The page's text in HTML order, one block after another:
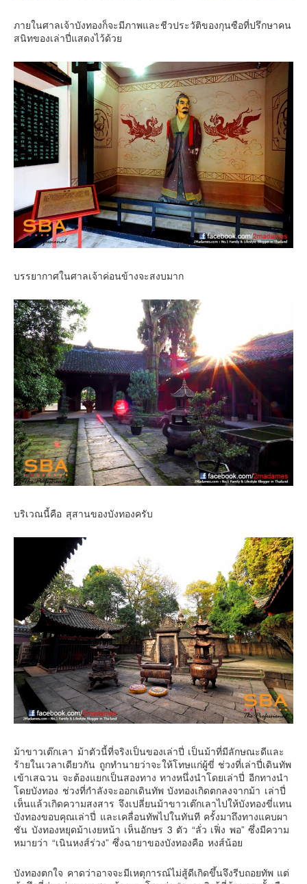
ภายในศาลเจ้าบังทองก็จะมีภาพและชีวประวัติของกุนซือที่ปรึกษาคน
สนิทของเล่าปี่แสดงไว้ด้วย
บรรยากาศในศาลเจ้าค่อนข้างจะสงบมาก
บริเวณนี้คือ สุสานของบังทองครับ
ม้าขาวเต๊กเลา ม้าตัวนี้ที่จริงเป็นของเล่าปี่ เป็นม้าที่มีลักษณะดีและ
ร้ายในเวลาเดียวกัน ถูกทำนายว่าจะให้โทษแก่ผู้ขี่ ช่วงที่เล่าปี่เดินทัพ
เข้าเสฉวน จะต้องแยกเป็นสองทาง ทางหนึ่งนำโดยเล่าปี่ อีกทางนำ
โดยบังทอง ช่วงที่กำลังจะออกเดินทัพ บังทองเกิดตกลงจากม้า เล่าปี่
เห็นแล้วเกิดความสงสาร จึงเปลี่ยนม้าขาวเต๊กเลาไปให้บังทองขี่แทน
บังทองขอบคุณเล่าปี่ และเคลื่อนทัพไปในทันที ครั้งมาถึงทางแคบผา
ชัน บังทองหยุดม้าเงยหน้า เห็นอักษร 3 ตัว “ลั่ว เฟิ่ง พอ” ซึ่งมีความ
หมายว่า “เนินหงส์ร่วง” ซึ่งฉายาของบังทองคือ หงส์น้อย
บังทองตกใจ คาดว่าอาจจะมีเหตุการณ์ไม่สู้ดีเกิดขึ้นจึงรีบถอยทัพ แต่